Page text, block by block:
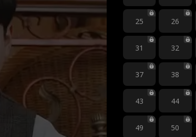
25 26
31 32
37 38
43 44
49 50